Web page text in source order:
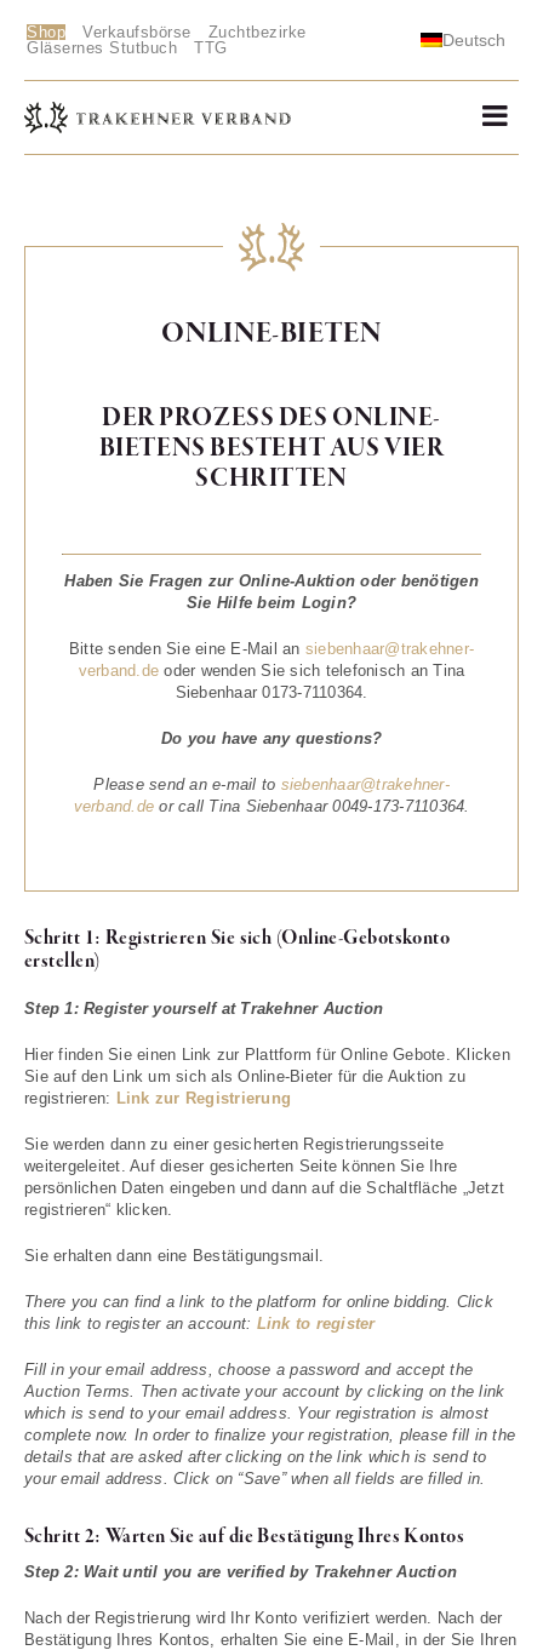
Shop Verkaufsbörse
Zuchtbezirke
Gläsernes Stutbuch
TTG Deutsch
ONLINE-BIETEN
DER PROZESS DES ONLINE-
BIETENS BESTEHT AUS VIER
SCHRITTEN
Haben Sie Fragen zur Online-Auktion oder benötigen
Sie Hilfe beim Login?
Bitte senden Sie eine E-Mail an siebenhaar@trakehner-
verband.de oder wenden Sie sich telefonisch an Tina
Siebenhaar 0173-7110364.
Do you have any questions?
Please send an e-mail to siebenhaar@trakehner-
verband.de or call Tina Siebenhaar 0049-173-7110364.
Schritt 1: Registrieren Sie sich (Online-Gebotskonto
erstellen)
Step 1: Register yourself at Trakehner Auction
Hier finden Sie einen Link zur Plattform für Online Gebote. Klicken
Sie auf den Link um sich als Online-Bieter für die Auktion zu
registrieren: Link zur Registrierung
Sie werden dann zu einer gesicherten Registrierungsseite
weitergeleitet. Auf dieser gesicherten Seite können Sie Ihre
persönlichen Daten eingeben und dann auf die Schaltfläche „Jetzt
registrieren“ klicken.
Sie erhalten dann eine Bestätigungsmail.
There you can find a link to the platform for online bidding. Click
this link to register an account: Link to register
Fill in your email address, choose a password and accept the
Auction Terms. Then activate your account by clicking on the link
which is send to your email address. Your registration is almost
complete now. In order to finalize your registration, please fill in the
details that are asked after clicking on the link which is send to
your email address. Click on “Save” when all fields are filled in.
Schritt 2: Warten Sie auf die Bestätigung Ihres Kontos
Step 2: Wait until you are verified by Trakehner Auction
Nach der Registrierung wird Ihr Konto verifiziert werden. Nach der
Bestätigung Ihres Kontos, erhalten Sie eine E-Mail, in der Sie Ihren